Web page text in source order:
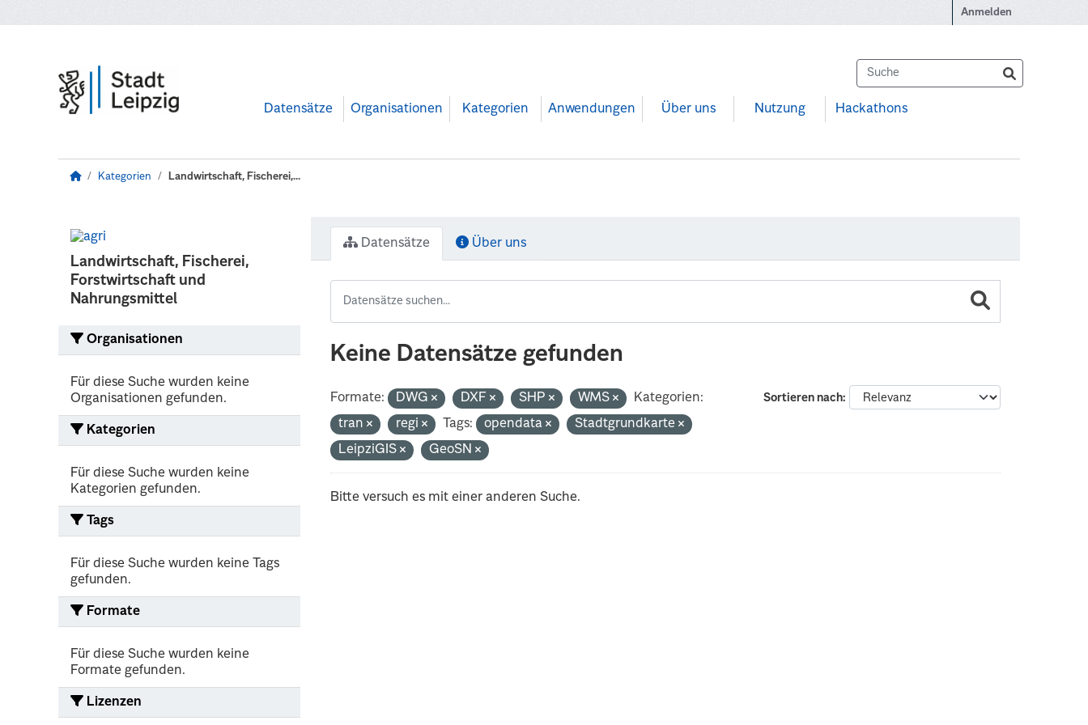
Anmelden
Datensätze Organisationen Kategorien Anwendungen Über uns Nutzung Hackathons
Kategorien Landwirtschaft, Fischerei,...
Landwirtschaft, Fischerei,
Forstwirtschaft und
Nahrungsmittel
Organisationen
Für diese Suche wurden keine
Organisationen gefunden.
Kategorien
Für diese Suche wurden keine
Kategorien gefunden.
Tags
Für diese Suche wurden keine Tags
gefunden.
Formate
Für diese Suche wurden keine
Formate gefunden.
Lizenzen
Datensätze Über uns
Keine Datensätze gefunden
Sortieren nach
Formate: DWG DXF SHP WMS
Kategorien:
tran
regi Tags: opendata
Stadtgrundkarte
LeipziGIS
GeoSN
Bitte versuch es mit einer anderen Suche.